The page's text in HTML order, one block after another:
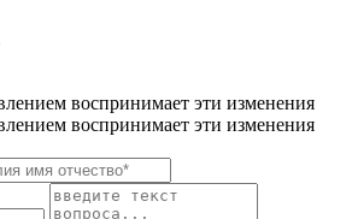
воспринимает эти изменения
воспринимает эти изменения